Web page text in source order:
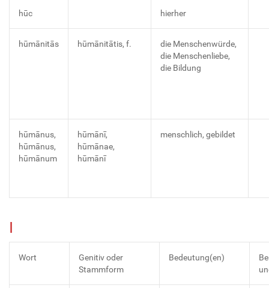
hūc hierher
hūmānitās hūmānitātis, f.
die Menschenwürde,
die Menschenliebe,
die Bildung
hūmānus,
hūmānus,
hūmānum
hūmānī,
hūmānae,
hūmānī
menschlich, gebildet
I
Wort
Genitiv oder
Stammform
Bedeutung(en)